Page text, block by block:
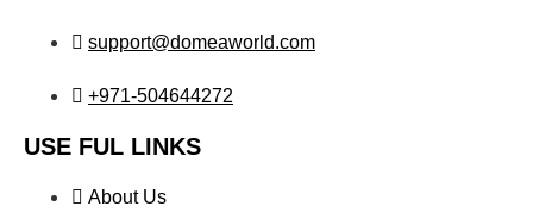
support@domeaworld.com
+971-504644272
USE FUL LINKS
About Us